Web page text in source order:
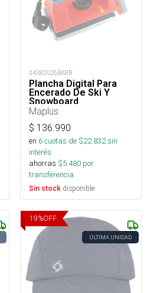
24382026BARB
Plancha Digital Para
Encerado De Ski Y
Snowboard
Maplus
$ 136.990
en 6cuotas de $22.832sin
interés
ahorras $5.480 por
transferencia.
Sin stock disponible
19%OFF
ÚLTIMA UNIDAD